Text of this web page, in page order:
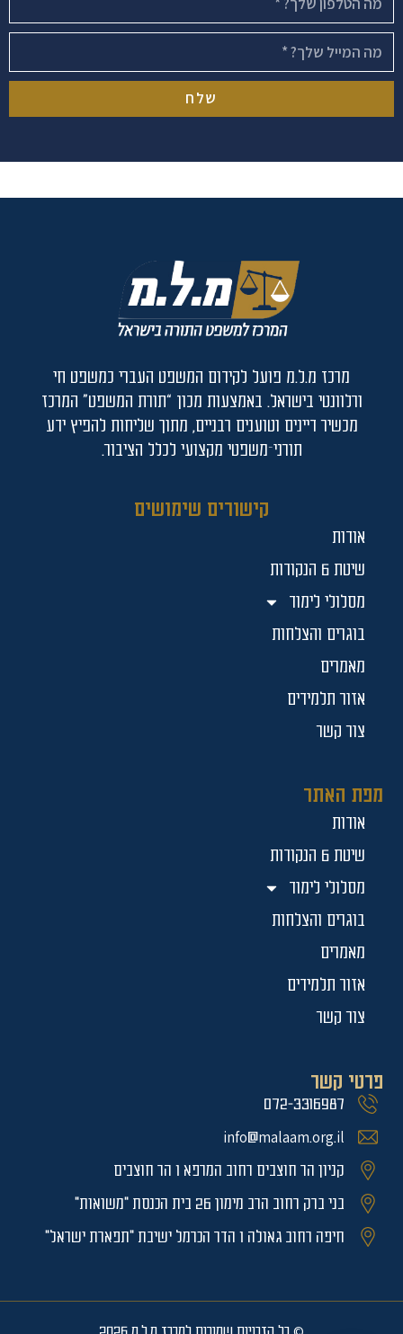
שלח
מרכז מ.ל.מ פועל לקידום המשפט העברי כמשפט חי
ורלוונטי בישראל. באמצעות מכון “תורת המשפט” המרכז
מכשיר דיינים וטוענים רבניים, מתוך שליחות להפיץ ידע
תורני־משפטי מקצועי לכלל הציבור.
מפת האתר
אודות
שיטת 6 הנקודות
מסלולי לימוד
בוגרים והצלחות
מאמרים
אזור תלמידים
צור קשר
קישורים שימושים
אודות
שיטת 6 הנקודות
מסלולי לימוד
בוגרים והצלחות
מאמרים
אזור תלמידים
צור קשר
פרטי קשר
072-3316987
info@malaam.org.il
קניון הר חוצבים רחוב המרפא 1 הר חוצבים
בני ברק רחוב הרב מימון 26 בית הכנסת "משואות"
חיפה רחוב גאולה 1 הדר הכרמל ישיבת "תפארת ישראל"